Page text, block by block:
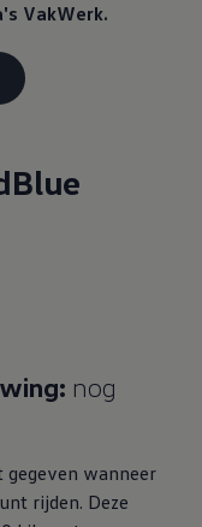
VakWerk.
nog
gegeven wanneer
rijden. Deze